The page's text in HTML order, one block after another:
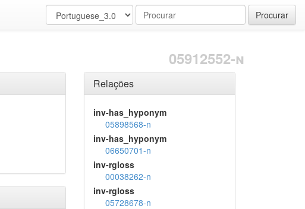
Procurar
05912552-n
Relações
inv-has_hyponym
05898568-n
inv-has_hyponym
06650701-n
inv-rgloss
00038262-n
inv-rgloss
05728678-n